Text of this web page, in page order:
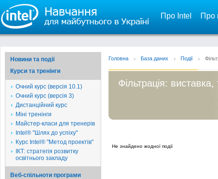
Про Intel Про
Новини та події
Курси та тренінги
Очний курс (версія 10.1)
Очний курс (версія 3)
Дистанційний курс
Міні тренінги
Майстер-класи для тренерів
Intel® "Шлях до успіху"
Курс Intel® "Метод проектів"
ІКТ: стратегія розвитку
освітнього закладу
Веб-спільноти програми
Головна База даних Події
Фільтрація:
Не знайдено жодної події